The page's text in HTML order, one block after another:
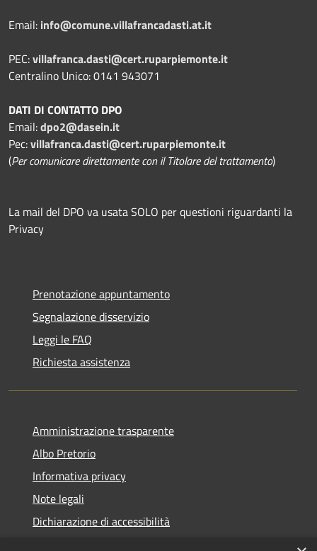
Email: info@comune.villafrancadasti.at.it
PEC:villafranca.dasti@cert.ruparpiemonte.it
Centralino Unico: 0141 943071
DATI DI CONTATTO DPO
Email:dpo2@dasein.it
Pec:villafranca.dasti@cert.ruparpiemonte.it
(Per comunicare direttamente con il Titolare del trattamento)
La mail del DPO va usata SOLO per questioni riguardanti la
Privacy
Prenotazione appuntamento
Segnalazione disservizio
Leggi le FAQ
Richiesta assistenza
Amministrazione trasparente
Albo Pretorio
Informativa privacy
Note legali
Dichiarazione di accessibilità